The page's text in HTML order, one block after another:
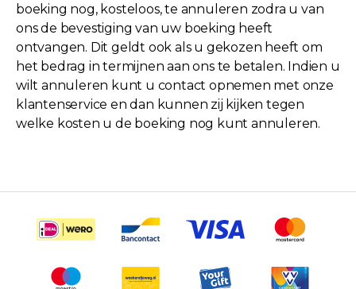
boeking nog, kosteloos, te annuleren zodra u van
ons de bevestiging van uw boeking heeft
ontvangen. Dit geldt ook als u gekozen heeft om
het bedrag in termijnen aan ons te betalen. Indien u
wilt annuleren kunt u contact opnemen met onze
klantenservice en dan kunnen zij kijken tegen
welke kosten u de boeking nog kunt annuleren.